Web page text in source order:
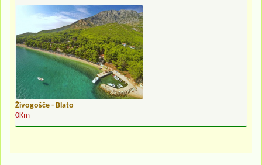
Živogošče - Blato
0Km